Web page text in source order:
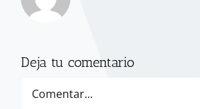
Deja tu comentario